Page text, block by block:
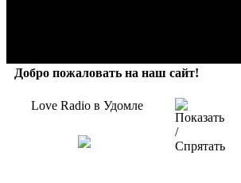
Добро пожаловать на наш сайт!
Love Radio в Удомле